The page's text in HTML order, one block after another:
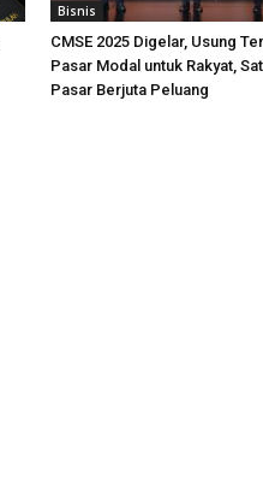
Bisnis
CMSE 2025 Digelar, Usung
Pasar Modal untuk Rakyat,
Pasar Berjuta Peluang